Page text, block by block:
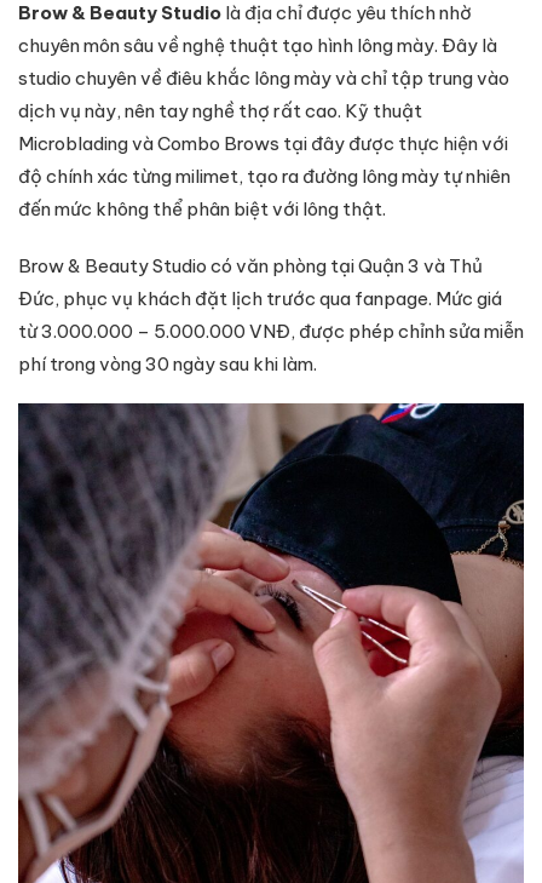
Brow & Beauty Studio là địa chỉ được yêu thích nhờ
chuyên môn sâu về nghệ thuật tạo hình lông mày. Đây là
studio chuyên về điêu khắc lông mày và chỉ tập trung vào
dịch vụ này, nên tay nghề thợ rất cao. Kỹ thuật
Microblading và Combo Brows tại đây được thực hiện với
độ chính xác từng milimet, tạo ra đường lông mày tự nhiên
đến mức không thể phân biệt với lông thật.
Brow & Beauty Studio có văn phòng tại Quận 3 và Thủ
Đức, phục vụ khách đặt lịch trước qua fanpage. Mức giá
từ 3.000.000 – 5.000.000 VNĐ, được phép chỉnh sửa miễn
phí trong vòng 30 ngày sau khi làm.